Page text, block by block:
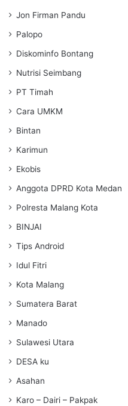
Jon Firman Pandu
Palopo
Diskominfo Bontang
Nutrisi Seimbang
PT Timah
Cara UMKM
Bintan
Karimun
Ekobis
Anggota DPRD Kota Medan
Polresta Malang Kota
BINJAI
Tips Android
Idul Fitri
Kota Malang
Sumatera Barat
Manado
Sulawesi Utara
DESA ku
Asahan
Karo – Dairi – Pakpak